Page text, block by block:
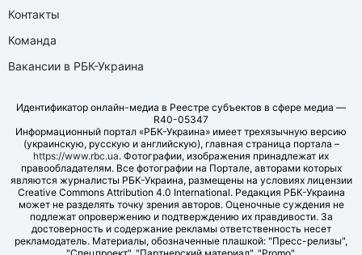
Контакты
Команда
Вакансии в РБК-Украина
Идентификатор онлайн-медиа в Реестре субъектов в сфере медиа —
R40-05347
Информационный портал «РБК-Украина» имеет трехязычную версию
(украинскую, русскую и английскую), главная страница портала –
https://www.rbc.ua. Фотографии, изображения принадлежат их
правообладателям. Все фотографии на Портале, авторами которых
являются журналисты РБК-Украина, размещены на условиях лицензии
Creative Commons Attribution 4.0 International. Редакция РБК-Украина
может не разделять точку зрения авторов. Оценочные суждения не
подлежат опровержению и подтверждению их правдивости. За
достоверность и содержание рекламы ответственность несет
рекламодатель. Материалы, обозначенные плашкой: "Пресс-релизы",